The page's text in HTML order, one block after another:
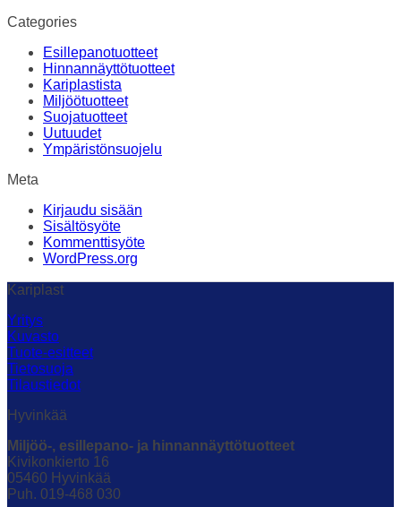
Categories
Esillepanotuotteet
Hinnannäyttötuotteet
Kariplastista
Miljöötuotteet
Suojatuotteet
Uutuudet
Ympäristönsuojelu
Meta
Kirjaudu sisään
Sisältösyöte
Kommenttisyöte
WordPress.org
Kariplast
Yritys
Kuvasto
Tuote-esitteet
Tietosuoja
Tilaustiedot
Hyvinkää
Miljöö-, esillepano- ja hinnannäyttötuotteet
Kivikonkierto 16
05460 Hyvinkää
Puh. 019-468 030